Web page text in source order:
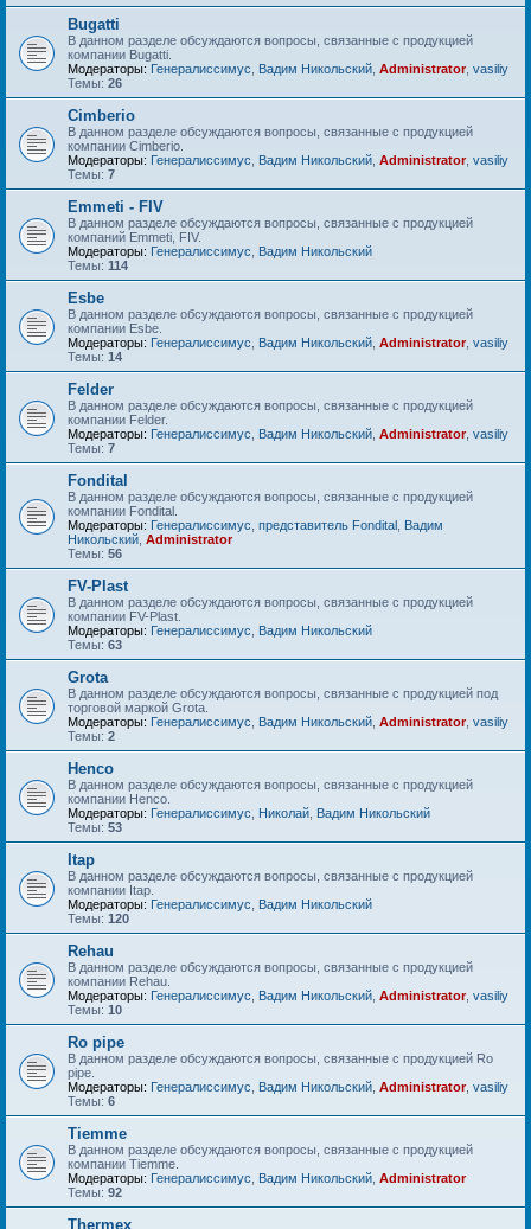
Bugatti
В данном разделе обсуждаются вопросы, связанные с продукцией
компании Bugatti.
Модераторы: Генералиссимус Вадим Никольский Administrator, vasiliy
Темы: 26
Cimberio
В данном разделе обсуждаются вопросы, связанные с продукцией
компании Cimberio.
Модераторы: Генералиссимус Вадим Никольский Administrator, vasiliy
Темы: 7
Emmeti - FIV
В данном разделе обсуждаются вопросы, связанные с продукцией
компаний Emmeti, FIV.
Модераторы: Генералиссимус
Вадим Никольский
Темы: 114
Esbe
В данном разделе обсуждаются вопросы, связанные с продукцией
компании Esbe.
Модераторы: Генералиссимус Вадим Никольский Administrator, vasiliy
Темы: 14
Felder
В данном разделе обсуждаются вопросы, связанные с продукцией
компании Felder.
Модераторы: Генералиссимус Вадим Никольский Administrator, vasiliy
Темы: 7
Fondital
В данном разделе обсуждаются вопросы, связанные с продукцией
компании Fondital.
Модераторы: Генералиссимус представитель Fondital Вадим
Никольский Administrator
Темы: 56
FV-Plast
В данном разделе обсуждаются вопросы, связанные с продукцией
компании FV-Plast.
Модераторы: Генералиссимус
Вадим Никольский
Темы: 63
Grota
В данном разделе обсуждаются вопросы, связанные с продукцией под
торговой маркой Grota.
Модераторы: Генералиссимус Вадим Никольский Administrator, vasiliy
Темы: 2
Henco
В данном разделе обсуждаются вопросы, связанные с продукцией
компании Henco.
Модераторы: Генералиссимус Николай Вадим Никольский
Темы: 53
Itap
В данном разделе обсуждаются вопросы, связанные с продукцией
компании Itap.
Модераторы: Генералиссимус
Вадим Никольский
Темы: 120
Rehau
В данном разделе обсуждаются вопросы, связанные с продукцией
компании Rehau.
Модераторы: Генералиссимус Вадим Никольский Administrator, vasiliy
Темы: 10
Ro pipe
В данном разделе обсуждаются вопросы, связанные с продукцией Ro
pipe.
Модераторы: Генералиссимус Вадим Никольский Administrator, vasiliy
Темы: 6
Tiemme
В данном разделе обсуждаются вопросы, связанные с продукцией
компании Tiemme.
Модераторы: Генералиссимус Вадим Никольский Administrator
Темы: 92
Thermex